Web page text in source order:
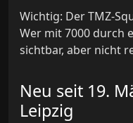
Wichtig: Der TMZ-
Wer mit 7000 durch
sichtbar, aber nicht
Neu seit 19.
Leipzig